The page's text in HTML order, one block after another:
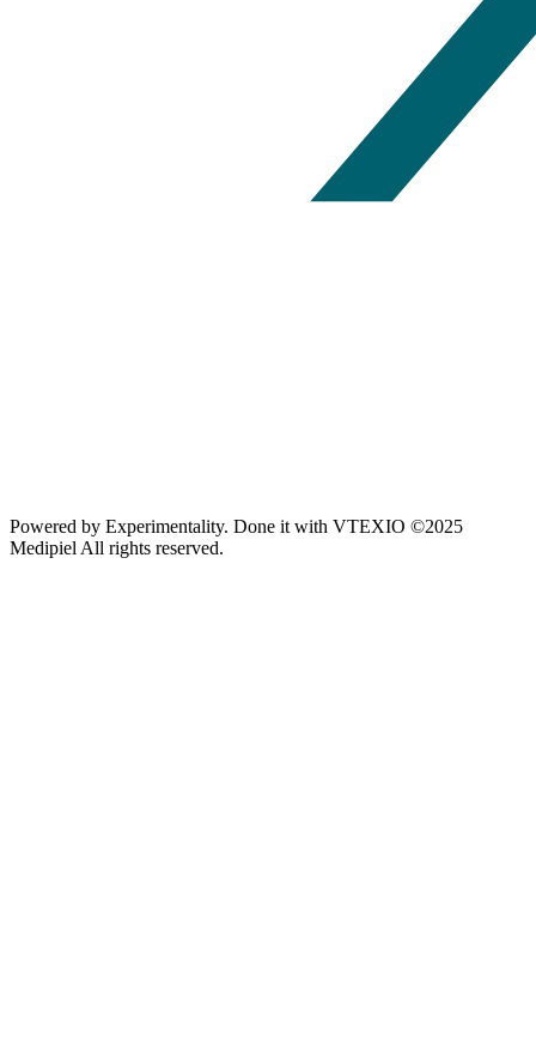
Powered by Experimentality. Done it with VTEXIO ©2025
Medipiel All rights reserved.